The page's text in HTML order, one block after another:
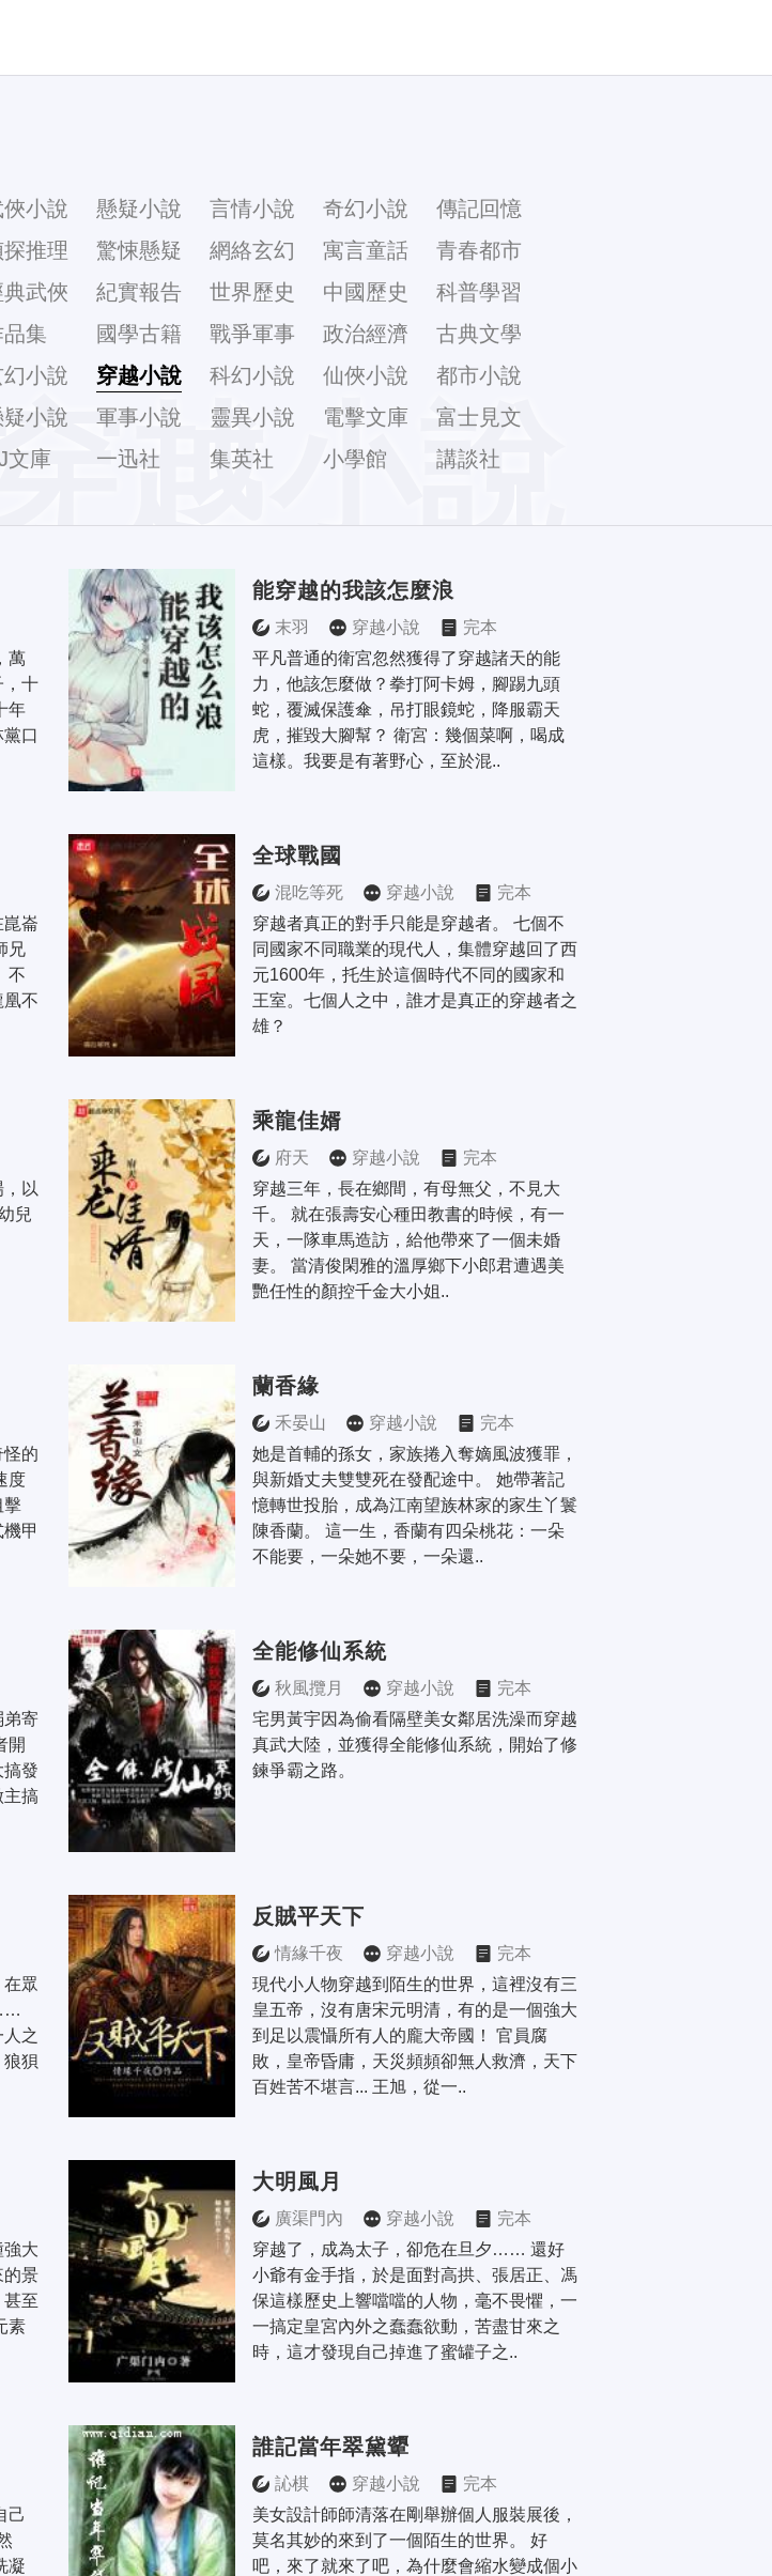
越小說
小說 懸疑小說 言情小說 奇幻小說
傳記回憶
推理 驚悚懸疑 網絡玄幻 寓言童話
青春都市
武俠 紀實報告 世界歷史 中國歷史
科普學習
集 國學古籍 戰爭軍事 政治經濟
古典文學
小說 穿越小說 科幻小說 仙俠小說
都市小說
小說 軍事小說 靈異小說 電擊文庫
富士見文
庫
文庫 一迅社 集英社 小學館
講談社
萬
，十
年
口
能穿越的我該怎麼浪
末羽 穿越小說
完本
平凡普通的衛宮忽然獲得了穿越諸天的能
力，他該怎麼做？拳打阿卡姆，腳踢九頭
蛇，覆滅保護傘，吊打眼鏡蛇，降服霸天
虎，摧毀大腳幫？ 衛宮：幾個菜啊，喝成
這樣。我要是有著野心，至於混..
崙
兄
不
不
全球戰國
混吃等死 穿越小說
完本
穿越者真正的對手只能是穿越者。 七個不
同國家不同職業的現代人，集體穿越回了西
元1600年，托生於這個時代不同的國家和
王室。七個人之中，誰才是真正的穿越者之
雄？
以
兒
乘龍佳婿
府天 穿越小說
完本
穿越三年，長在鄉間，有母無父，不見大
千。 就在張壽安心種田教書的時候，有一
天，一隊車馬造訪，給他帶來了一個未婚
妻。 當清俊閑雅的溫厚鄉下小郎君遭遇美
艷任性的顏控千金大小姐..
怪的
度
擊
甲
蘭香緣
禾晏山 穿越小說
完本
她是首輔的孫女，家族捲入奪嫡風波獲罪，
與新婚丈夫雙雙死在發配途中。 她帶著記
憶轉世投胎，成為江南望族林家的家生丫鬟
陳香蘭。 這一生，香蘭有四朵桃花：一朵
不能要，一朵她不要，一朵還..
弟寄
開
發
主搞
全能修仙系統
秋風攬月 穿越小說
完本
宅男黃宇因為偷看隔壁美女鄰居洗澡而穿越
真武大陸，並獲得全能修仙系統，開始了修
鍊爭霸之路。
眾
之
狽
反賊平天下
情緣千夜 穿越小說
完本
現代小人物穿越到陌生的世界，這裡沒有三
皇五帝，沒有唐宋元明清，有的是一個強大
到足以震懾所有人的龐大帝國！ 官員腐
敗，皇帝昏庸，天災頻頻卻無人救濟，天下
百姓苦不堪言... 王旭，從一..
大
的景
甚至
素
大明風月
廣渠門內 穿越小說
完本
穿越了，成為太子，卻危在旦夕…… 還好
小爺有金手指，於是面對高拱、張居正、馮
保這樣歷史上響噹噹的人物，毫不畏懼，一
一搞定皇宮內外之蠢蠢欲動，苦盡甘來之
時，這才發現自己掉進了蜜罐子之..
己
凝
誰記當年翠黛顰
訫棋 穿越小說
完本
美女設計師師清落在剛舉辦個人服裝展後，
莫名其妙的來到了一個陌生的世界。 好
吧，來了就來了吧，為什麼會縮水變成個小